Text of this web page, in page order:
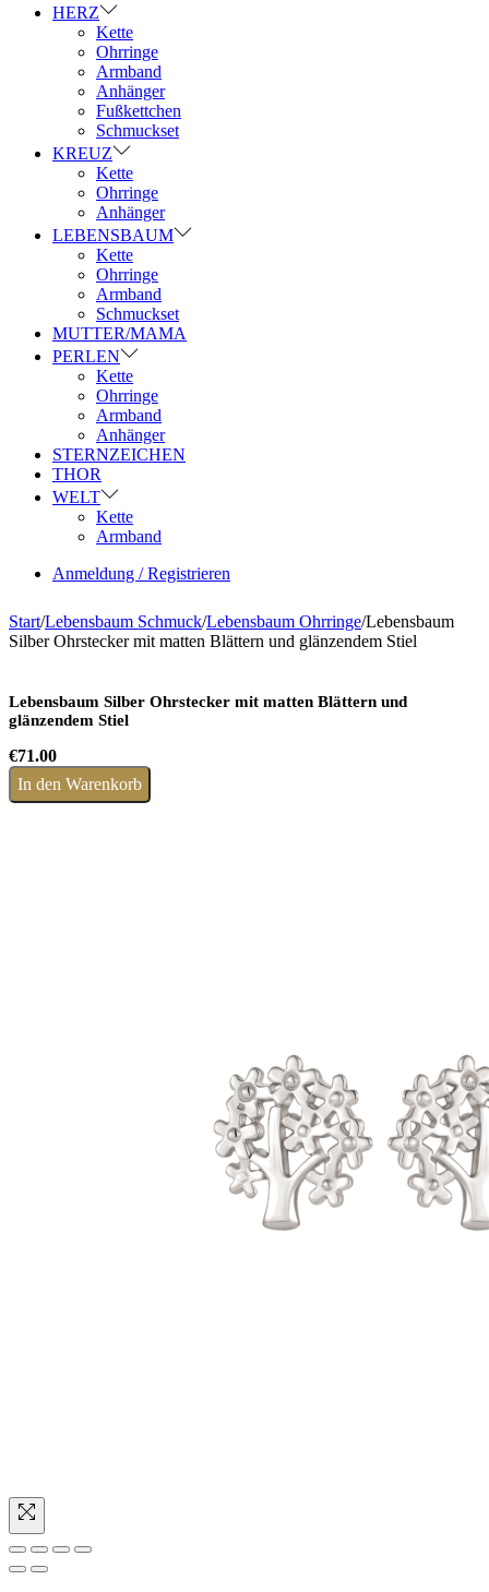
HERZ
Kette
Ohrringe
Armband
Anhänger
Fußkettchen
Schmuckset
KREUZ
Kette
Ohrringe
Anhänger
LEBENSBAUM
Kette
Ohrringe
Armband
Schmuckset
MUTTER/MAMA
PERLEN
Kette
Ohrringe
Armband
Anhänger
STERNZEICHEN
THOR
WELT
Kette
Armband
Anmeldung / Registrieren
Start/Lebensbaum Schmuck/Lebensbaum Ohrringe/Lebensbaum
Silber Ohrstecker mit matten Blättern und glänzendem Stiel
Lebensbaum Silber Ohrstecker mit matten Blättern und
glänzendem Stiel
€71.00
In den Warenkorb